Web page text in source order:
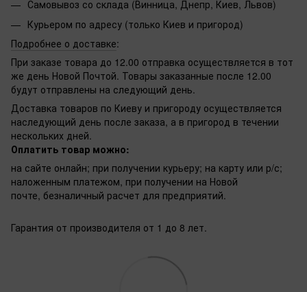
Самовывоз со склада (Винница, Днепр, Киев, Львов)
Курьером по адресу (только Киев и пригород)
Подробнее о доставке:
При заказе товара до 12.00 отправка осуществляется в тот
же день Новой Почтой. Товары заказанные после 12.00
будут отправлены на следующий день.
Доставка товаров по Киеву и пригороду осуществляется
наследующий день после заказа, а в пригород в течении
нескольких дней.
Оплатить товар можно:
на сайте онлайн; при получении курьеру; на карту или р/с;
наложенным платежом, при получении на Новой
почте, безналичный расчет для предприятий.
Гарантия от производителя от 1 до 8 лет.